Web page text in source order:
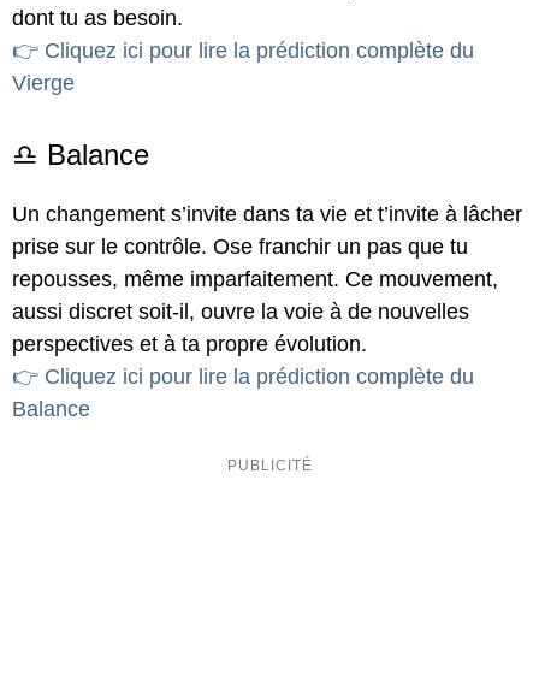
dont tu as besoin.
👉 Cliquez ici pour lire la prédiction complète du
Vierge
♎ Balance
Un changement s’invite dans ta vie et t’invite à lâcher
prise sur le contrôle. Ose franchir un pas que tu
repousses, même imparfaitement. Ce mouvement,
aussi discret soit-il, ouvre la voie à de nouvelles
perspectives et à ta propre évolution.
👉 Cliquez ici pour lire la prédiction complète du
Balance